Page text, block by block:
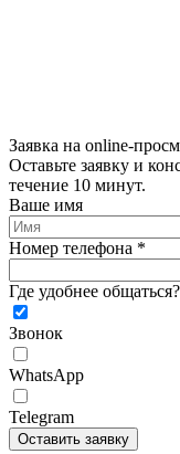
Заявка на online-
Оставьте заявку и
течение 10 минут.
Ваше имя
Номер телефона *
Где удобнее общаться?
Звонок
WhatsApp
Telegram
Оставить заявку